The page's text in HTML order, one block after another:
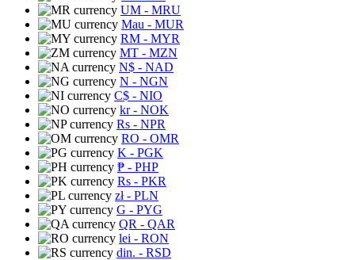
UM - MRU
Mau - MUR
RM - MYR
MT - MZN
N$ - NAD
N - NGN
C$ - NIO
kr- NOK
Rs - NPR
RO - OMR
K - PGK
₱ - PHP
Rs - PKR
zł- PLN
G - PYG
QR - QAR
lei - RON
din. - RSD